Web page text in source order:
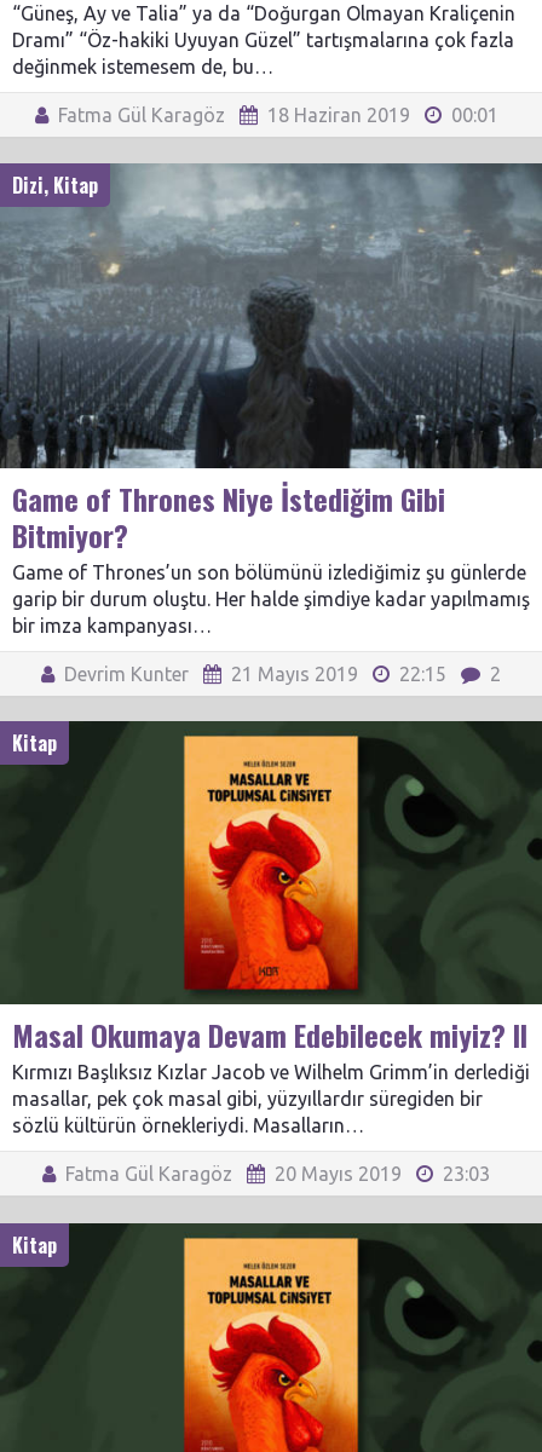
“Güneş, Ay ve Talia” ya da “Doğurgan Olmayan Kraliçenin
Dramı” “Öz-hakiki Uyuyan Güzel” tartışmalarına çok fazla
değinmek istemesem de, bu…
Fatma Gül Karagöz 18 Haziran 2019 00:01
Dizi, Kitap
Game of Thrones Niye İstediğim Gibi
Bitmiyor?
Game of Thrones’un son bölümünü izlediğimiz şu günlerde
garip bir durum oluştu. Her halde şimdiye kadar yapılmamış
bir imza kampanyası…
Devrim Kunter 21 Mayıs 2019 22:15 2
Kitap
Masal Okumaya Devam Edebilecek miyiz? II
Kırmızı Başlıksız Kızlar Jacob ve Wilhelm Grimm’in derlediği
masallar, pek çok masal gibi, yüzyıllardır süregiden bir
sözlü kültürün örnekleriydi. Masalların…
Fatma Gül Karagöz 20 Mayıs 2019 23:03
Kitap